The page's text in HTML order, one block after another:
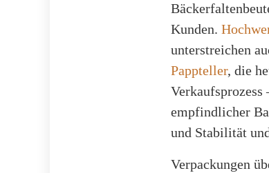
Kunden.
unterstreichen
Pappteller, die
Verkaufsprozess
empfindlicher
und Stabilität
Verpackungen